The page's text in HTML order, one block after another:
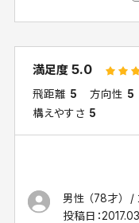
満足度5.0
飛距離 5 方向性 5
構えやすさ 5
男性 （78才）
投稿日：